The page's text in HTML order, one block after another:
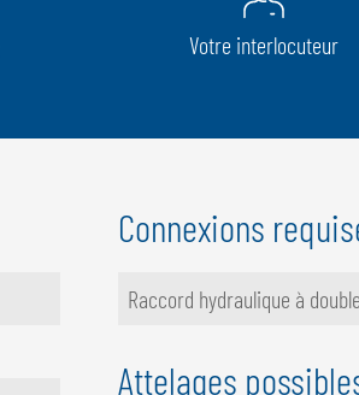
Votre interlocuteur
Connexions
Raccord hydraulique à
Attelages